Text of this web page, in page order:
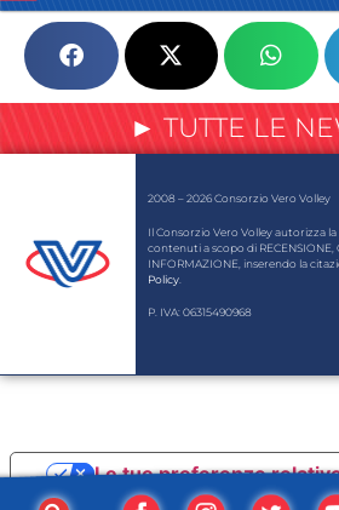
► TUTTE LE
2008 – 2026 Consorzio Vero Volley
Il Consorzio Vero Volley autorizza
contenuti a scopo di RECENSIONE,
INFORMAZIONE, inserendo la
Policy
P. IVA: 06315490968
Le tue preferenze